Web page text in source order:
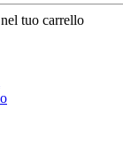
tuo carrello